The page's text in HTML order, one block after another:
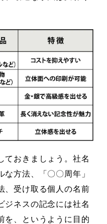
ておきましょう。社名
方法、「〇〇周年」
、受け取る個人の名前
ジネスの記念には社名
を、というように目的